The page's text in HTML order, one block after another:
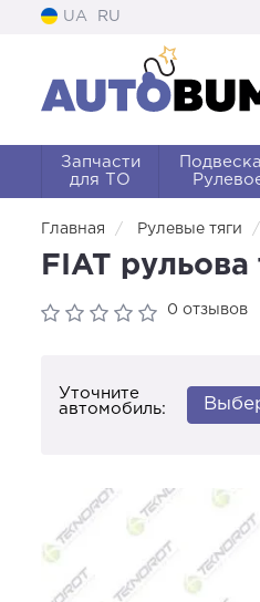
UA RU
Запчасти
для ТО
Главная Рулевые тяги
FIAT
0 отзывов
Уточните
автомобиль: